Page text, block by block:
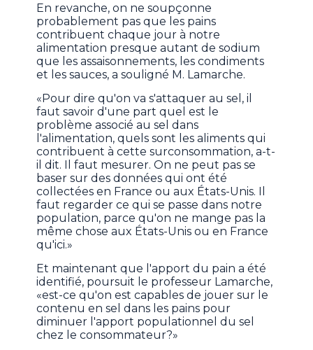
En revanche, on ne soupçonne
probablement pas que les pains
contribuent chaque jour à notre
alimentation presque autant de sodium
que les assaisonnements, les condiments
et les sauces, a souligné M. Lamarche.
«Pour dire qu'on va s'attaquer au sel, il
faut savoir d'une part quel est le
problème associé au sel dans
l'alimentation, quels sont les aliments qui
contribuent à cette surconsommation, a-t-
il dit. Il faut mesurer. On ne peut pas se
baser sur des données qui ont été
collectées en France ou aux États-Unis. Il
faut regarder ce qui se passe dans notre
population, parce qu'on ne mange pas la
même chose aux États-Unis ou en France
qu'ici.»
Et maintenant que l'apport du pain a été
identifié, poursuit le professeur Lamarche,
«est-ce qu'on est capables de jouer sur le
contenu en sel dans les pains pour
diminuer l'apport populationnel du sel
chez le consommateur?»